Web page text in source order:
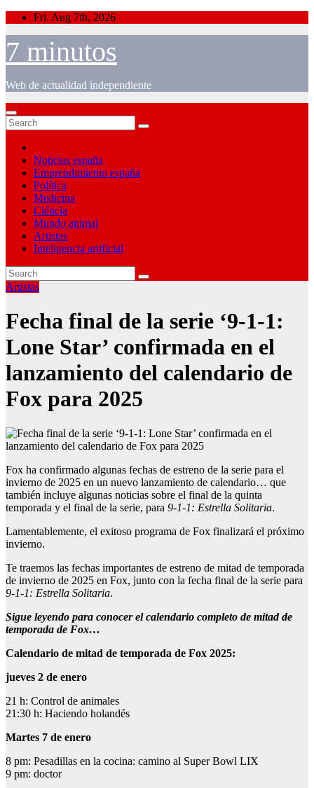
Skip
content
Fri. Aug 7th, 2026
7 minutos
Web de actualidad independiente
Noticias españa
Emprendimiento españa
Política
Medicina
Ciéncia
Mundo animal
Artistas
Inteligencia artificial
Artistas
Fecha final de la serie ‘9-1-1:
Lone Star’ confirmada en el
lanzamiento del calendario de
Fox para 2025
Fox ha confirmado algunas fechas de estreno de la serie para el
invierno de 2025 en un nuevo lanzamiento de calendario… que
también incluye algunas noticias sobre el final de la quinta
temporada y el final de la serie, para 9-1-1: Estrella Solitaria.
Lamentablemente, el exitoso programa de Fox finalizará el próximo
invierno.
Te traemos las fechas importantes de estreno de mitad de temporada
de invierno de 2025 en Fox, junto con la fecha final de la serie para
9-1-1: Estrella Solitaria.
Sigue leyendo para conocer el calendario completo de mitad de
temporada de Fox…
Calendario de mitad de temporada de Fox 2025:
jueves 2 de enero
21 h: Control de animales
21:30 h: Haciendo holandés
Martes 7 de enero
8 pm: Pesadillas en la cocina: camino al Super Bowl LIX
9 pm: doctor